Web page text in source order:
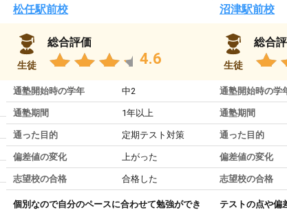
松任駅前校
生徒
総合評価
4.6
通塾開始時の学年 中2
通塾期間 1年以上
通った目的 定期テスト対策
偏差値の変化 上がった
志望校の合格 合格した
個別なので自分のペースに合わせて勉強ができ
沼津駅前校
生徒
総合
通塾開始時の学
通塾期間
通った目的
偏差値の変化
志望校の合格
テストの点や偏